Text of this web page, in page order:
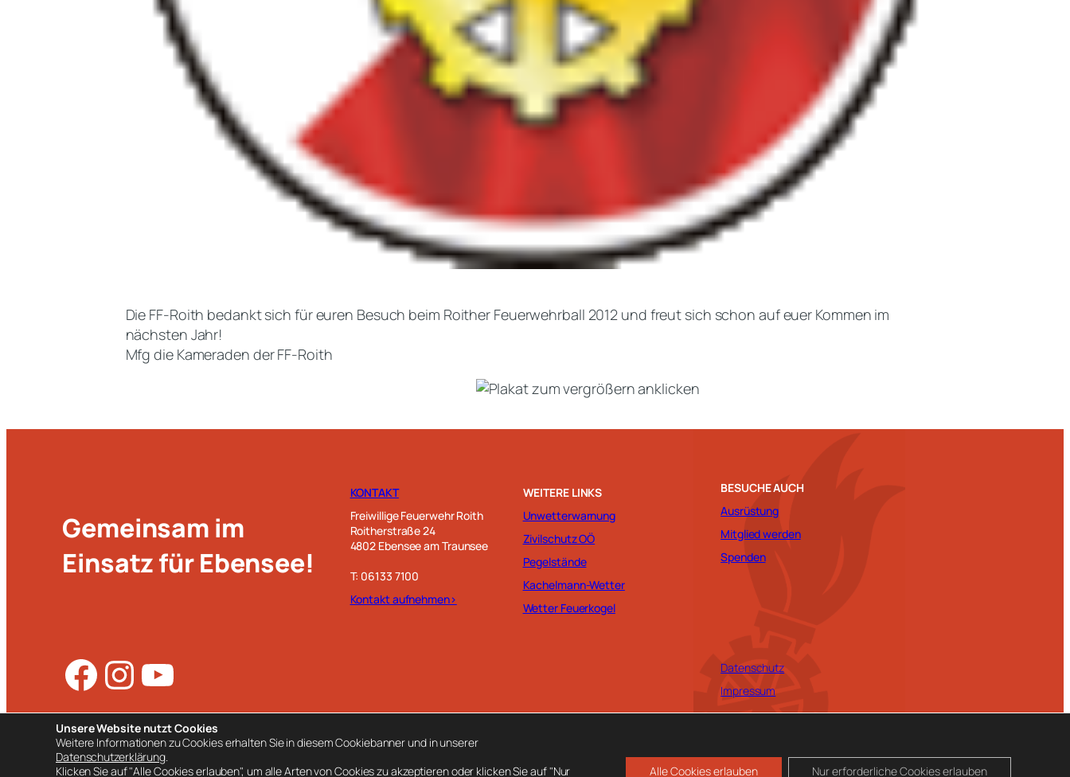
Die FF-Roith bedankt sich für euren Besuch beim Roither Feuerwehrball 2012 und freut sich schon auf euer Kommen im
nächsten Jahr!
Mfg die Kameraden der FF-Roith
Gemeinsam im
Einsatz für Ebensee!
Facebook Instagram YouTube
KONTAKT
Freiwillige Feuerwehr Roith
Roitherstraße 24
4802 Ebensee am Traunsee
T: 06133 7100
Kontakt aufnehmen>
WEITERE LINKS
Unwetterwarnung
Zivilschutz OÖ
Pegelstände
Kachelmann-Wetter
Wetter Feuerkogel
BESUCHE AUCH
Ausrüstung
Mitglied werden
Spenden
Datenschutz
Impressum
Unsere Website nutzt Cookies
Weitere Informationen zu Cookies erhalten Sie in diesem Cookiebanner und in unserer
Datenschutzerklärung.
Klicken Sie auf "Alle Cookies erlauben", um alle Arten von Cookies zu akzeptieren oder klicken Sie auf "Nur
Alle Cookies erlauben Nur erforderliche Cookies erlauben